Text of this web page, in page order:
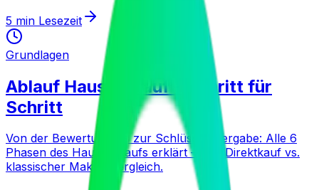
5 min Lesezeit
Grundlagen
Ablauf Hausverkauf – Schritt für
Schritt
Von der Bewertung bis zur Schlüsselübergabe: Alle 6
Phasen des Hausverkaufs erklärt – inkl. Direktkauf vs.
klassischer Makler Vergleich.